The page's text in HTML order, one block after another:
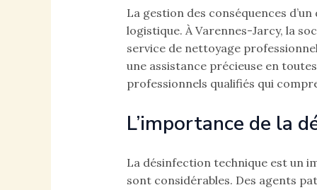
La gestion des conséquences
logistique. À Varennes-Jarcy, la
service de nettoyage
une assistance précieuse en
professionnels qualifiés qui
L’importance de la
La désinfection technique est un
sont considérables. Des agents